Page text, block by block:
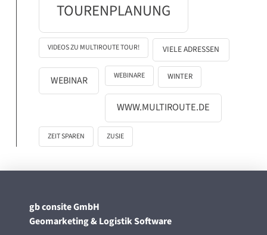
TOURENPLANUNG
VIDEOS ZU MULTIROUTE TOUR! VIELE ADRESSEN
WEBINAR WEBINARE WINTER
WWW.MULTIROUTE.DE
ZEIT SPAREN ZUSIE
gb consite GmbH
Geomarketing & Logistik Software